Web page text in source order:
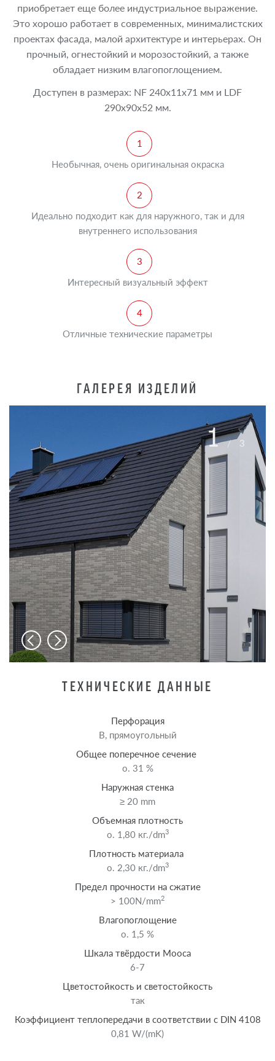
приобретает еще более индустриальное выражение.
Это хорошо работает в современных, минималистских
проектах фасада, малой архитектуре и интерьерах. Он
прочный, огнестойкий и морозостойкий, а также
обладает низким влагопоглощением.
Доступен в размерах: NF 240x11x71 мм и LDF
290x90x52 мм.
Необычная, очень оригинальная окраска
Идеально подходит как для наружного, так и для
внутреннего использования
Интересный визуальный эффект
Отличные технические параметры
ГАЛЕРЕЯ ИЗДЕЛИЙ
1/3
ТЕХНИЧЕСКИЕ ДАННЫЕ
Перфорация
B, прямоугольный
Общее поперечное сечение
o. 31 %
Наружная стенка
≥ 20 mm
Объемная плотность
o. 1,80 кг./dm3
Плотность материала
o. 2,30 кг./dm3
Предел прочности на сжатие
> 100N/mm2
Влагопоглощение
o. 1,5 %
Шкала твёрдости Мооса
6-7
Цветостойкость и светостойкость
так
Коэффициент теплопередачи в соответствии с DIN 4108
0,81 W/(mK)